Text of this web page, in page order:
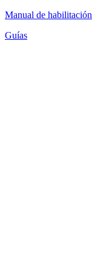
Manual de habilitación
Guías